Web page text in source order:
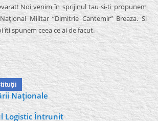
Noi venim în sprijinul tau si-ti propunem
Militar “Dimitrie Cantemir” Breaza. Si
îti spunem ceea ce ai de facut.
Naţionale
Logistic Întrunit